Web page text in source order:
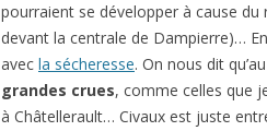
pourraient se développer à cause du
devant la centrale de Dampierre)…
avec la sécheresse. On nous dit
grandes crues, comme celles que
à Châtellerault… Civaux est juste